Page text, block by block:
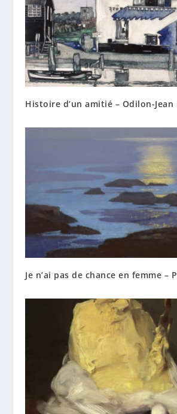
Histoire d’un amitié – Odilon-Jean
Je n’ai pas de chance en femme –